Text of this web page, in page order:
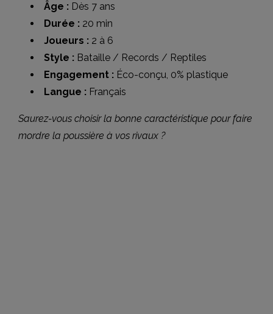
Âge : Dès 7 ans
Durée : 20 min
Joueurs : 2 à 6
Style : Bataille / Records / Reptiles
Engagement : Éco-conçu, 0% plastique
Langue : Français
Saurez-vous choisir la bonne caractéristique pour faire
mordre la poussière à vos rivaux ?